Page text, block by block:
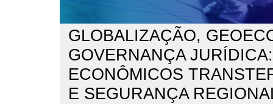
GLOBALIZAÇÃO,
GOVERNANÇA
ECONÔMICOS
E SEGURANÇA